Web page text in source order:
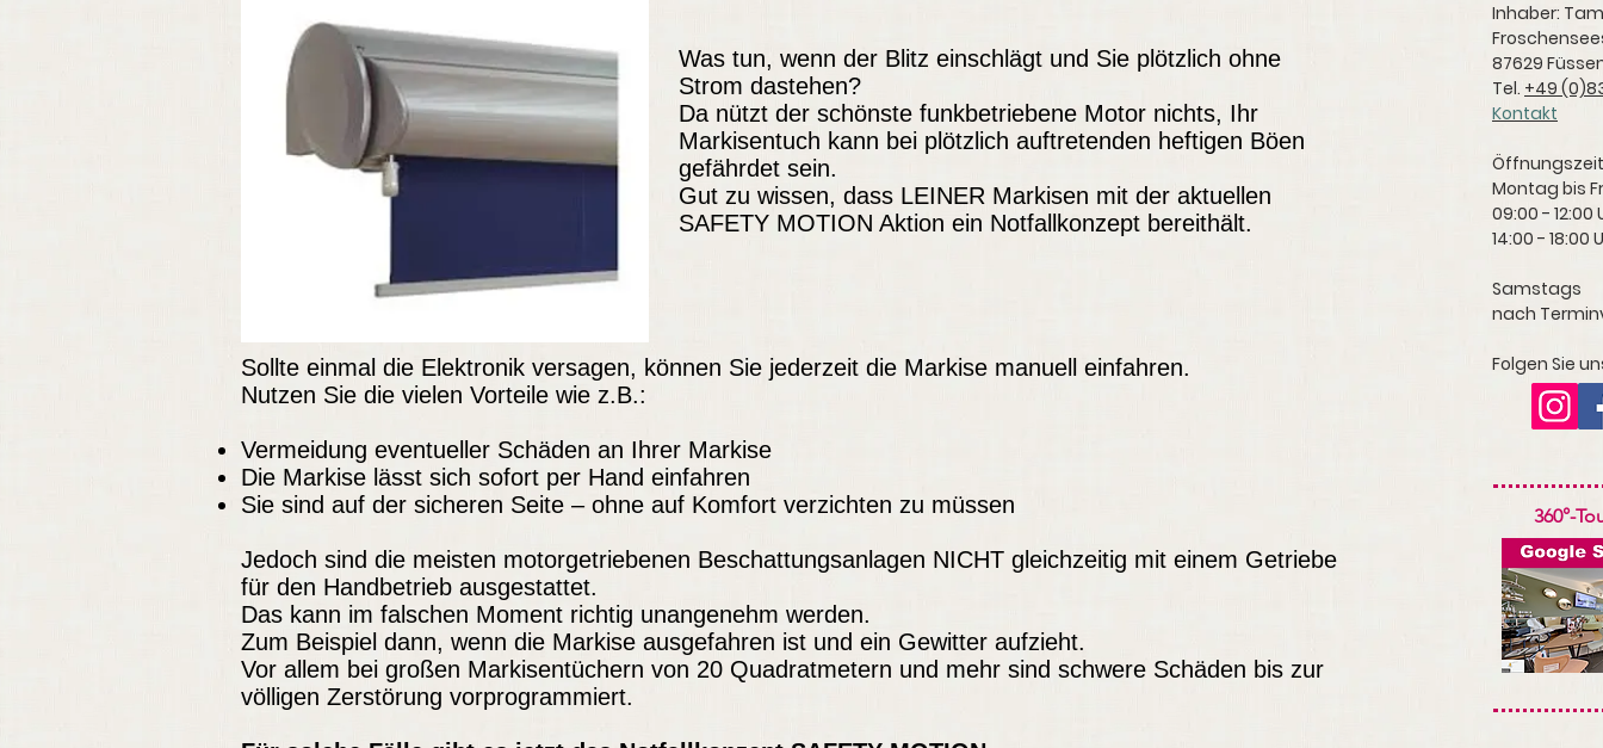
Sollte einmal die Elektronik versagen, können Sie jederzeit die Markise manuell einfahren.
Nutzen Sie die vielen Vorteile wie z.B.:
Vermeidung eventueller Schäden an Ihrer Markise
Die Markise lässt sich sofort per Hand einfahren
Sie sind auf der sicheren Seite – ohne auf Komfort verzichten zu müssen
Jedoch sind die meisten motorgetriebenen Beschattungsanlagen NICHT gleichzeitig mit einem Getriebe
für den Handbetrieb ausgestattet.
Das kann im falschen Moment richtig unangenehm werden.
Zum Beispiel dann, wenn die Markise ausgefahren ist und ein Gewitter aufzieht.
Vor allem bei großen Markisentüchern von 20 Quadratmetern und mehr sind schwere Schäden bis zur
völligen Zerstörung vorprogrammiert.
Was tun, wenn der Blitz einschlägt und Sie plötzlich ohne
Strom dastehen?
Da nützt der schönste funkbetriebene Motor nichts, Ihr
Markisentuch kann bei plötzlich auftretenden heftigen Böen
gefährdet sein.
Gut zu wissen, dass LEINER Markisen mit der aktuellen
SAFETY MOTION Aktion ein Notfallkonzept bereithält.
360°-
Inhaber:
87629
Tel. +49
Kontakt
Montag bis
09:00 - 12:00
14:00 - 18:00
Samstags
nach
Folgen Sie